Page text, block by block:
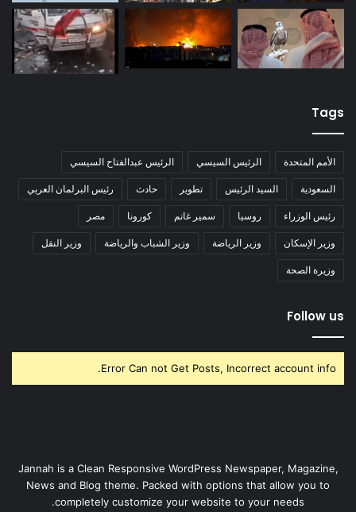
Tags
الأمم المتحدة الرئيس السيسي الرئيس عبدالفتاح السيسي
السعودية السيد الرئيس تطوير حادث رئيس البرلمان العربي
رئيس الوزراء روسيا سمير غانم كورونا مصر
وزير الإسكان وزير الرياضة وزير الشباب والرياضة وزير النقل
وزيرة الصحة
Follow us
Error Can not Get Posts, Incorrect account info.
Jannah is a Clean Responsive WordPress Newspaper, Magazine,
News and Blog theme. Packed with options that allow you to
completely customize your website to your needs.